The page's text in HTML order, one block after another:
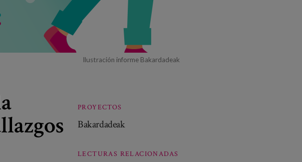
Ilustración informe Bakardadeak
PROYECTOS
Bakardadeak
LECTURAS RELACIONADAS